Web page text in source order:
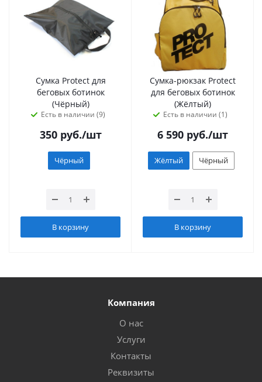
Сумка Protect для
беговых ботинок
(Чёрный)
Есть в наличии (9)
350руб./шт
Чёрный
В корзину
Сумка-рюкзак Protect
для беговых ботинок
(Жёлтый)
Есть в наличии (1)
6 590 руб./шт
Жёлтый Чёрный
В корзину
Компания
О нас
Услуги
Контакты
Реквизиты